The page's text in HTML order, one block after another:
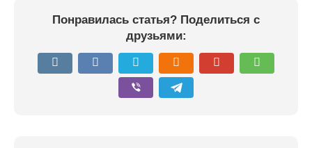
Понравилась статья? Поделиться с
друзьями: